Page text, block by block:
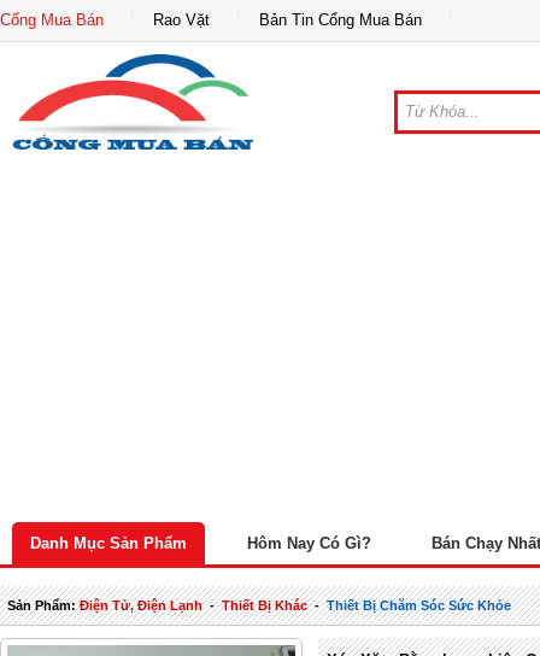
Cổng Mua Bán Rao Vặt Bản Tin Cổng Mua Bán
Danh Mục Sản Phẩm Hôm Nay Có Gì? Bán Chạy Nhất
Sản Phẩm:Điện Tử, Điện Lạnh-Thiết Bị Khác-Thiết Bị Chăm Sóc Sức Khỏe